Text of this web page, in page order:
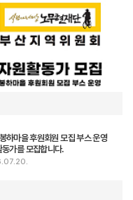
봉하마을 후원회원 모집 부스 운영
동가를 모집합니다.